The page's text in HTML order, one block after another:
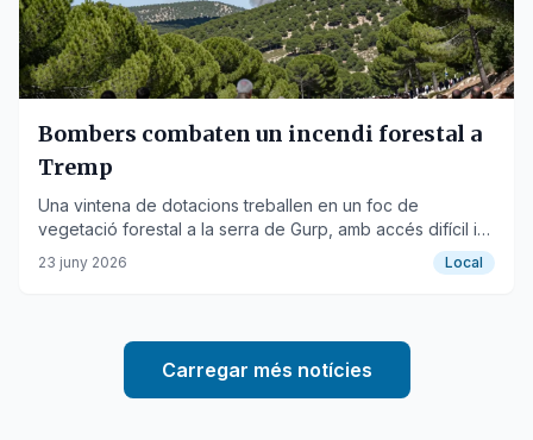
Bombers combaten un incendi forestal a
Tremp
Una vintena de dotacions treballen en un foc de
vegetació forestal a la serra de Gurp, amb accés difícil i
afectant el subministrament elèctric de la ciutat.
23 juny 2026 Local
Carregar més notícies